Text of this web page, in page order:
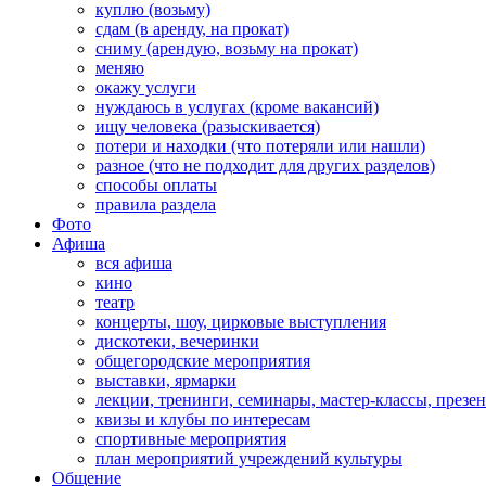
куплю (возьму)
сдам (в аренду, на прокат)
сниму (арендую, возьму на прокат)
меняю
окажу услуги
нуждаюсь в услугах (кроме вакансий)
ищу человека (разыскивается)
потери и находки (что потеряли или нашли)
разное (что не подходит для других разделов)
способы оплаты
правила раздела
Фото
Афиша
вся афиша
кино
театр
концерты, шоу, цирковые выступления
дискотеки, вечеринки
общегородские мероприятия
выставки, ярмарки
лекции, тренинги, семинары, мастер-классы,
квизы и клубы по интересам
спортивные мероприятия
план мероприятий учреждений культуры
Общение